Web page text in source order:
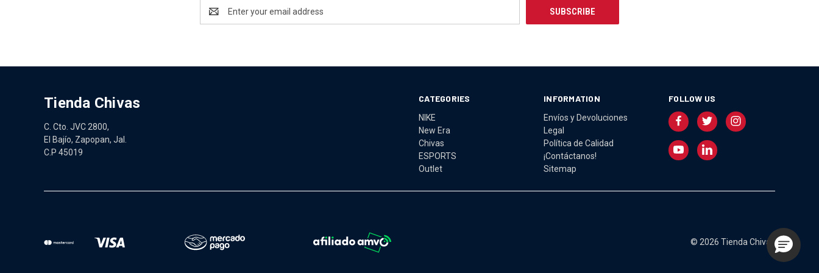
Address
CATEGORIES
NIKE
New Era
Chivas
ESPORTS
Outlet
INFORMATION
Envíos y Devoluciones
Legal
Política de Calidad
¡Contáctanos!
Sitemap
FOLLOW US
Tienda Chivas
C. Cto. JVC 2800,
El Bajío, Zapopan, Jal.
C.P 45019
© 2026 Tienda Chivas